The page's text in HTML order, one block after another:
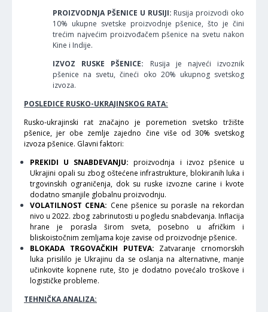
PROIZVODNJA PŠENICE U RUSIJI: Rusija proizvodi oko
10% ukupne svetske proizvodnje pšenice, što je čini
trećim najvećim proizvođačem pšenice na svetu nakon
Kine i Indije.
IZVOZ RUSKE PŠENICE: Rusija je najveći izvoznik
pšenice na svetu, čineći oko 20% ukupnog svetskog
izvoza.
POSLEDICE RUSKO-UKRAJINSKOG RATA:
Rusko-ukrajinski rat značajno je poremetion svetsko tržište
pšenice, jer obe zemlje zajedno čine više od 30% svetskog
izvoza pšenice. Glavni faktori:
PREKIDI U SNABDEVANJU: proizvodnja i izvoz pšenice u
Ukrajini opali su zbog oštećene infrastrukture, blokiranih luka i
trgovinskih ograničenja, dok su ruske izvozne carine i kvote
dodatno smanjile globalnu proizvodnju.
VOLATILNOST CENA: Cene pšenice su porasle na rekordan
nivo u 2022. zbog zabrinutosti u pogledu snabdevanja. Inflacija
hrane je porasla širom sveta, posebno u afričkim i
bliskoistočnim zemljama koje zavise od proizvodnje pšenice.
BLOKADA TRGOVAČKIH PUTEVA: Zatvaranje crnomorskih
luka prisililo je Ukrajinu da se oslanja na alternativne, manje
učinkovite kopnene rute, što je dodatno povećalo troškove i
logističke probleme.
TEHNIČKA ANALIZA: